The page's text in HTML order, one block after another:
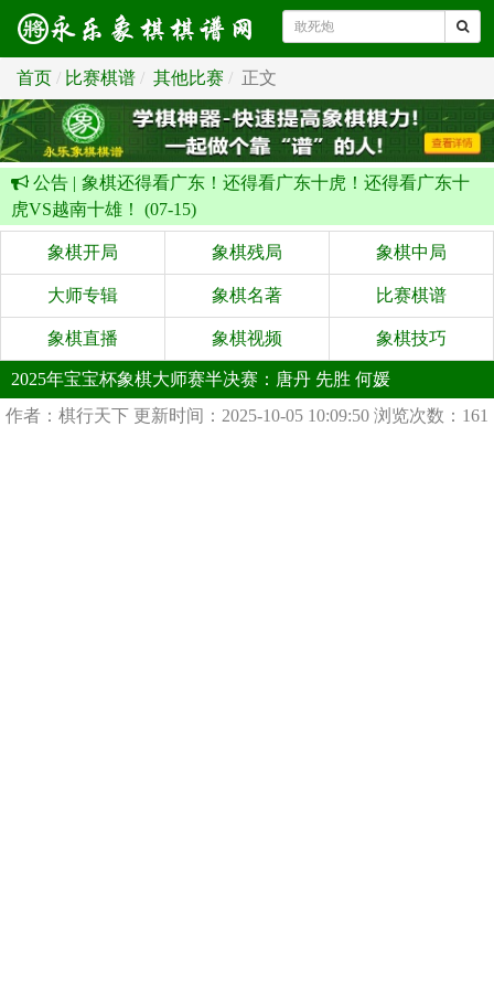
首页 比赛棋谱 其他比赛 正文
公告 | 象棋还得看广东！还得看广东十虎！还得看广东十
虎VS越南十雄！ (07-15)
象棋开局 象棋残局 象棋中局
大师专辑 象棋名著 比赛棋谱
象棋直播 象棋视频 象棋技巧
2025年宝宝杯象棋大师赛半决赛：唐丹 先胜 何媛
作者：棋行天下 更新时间：2025-10-05 10:09:50 浏览次数：161